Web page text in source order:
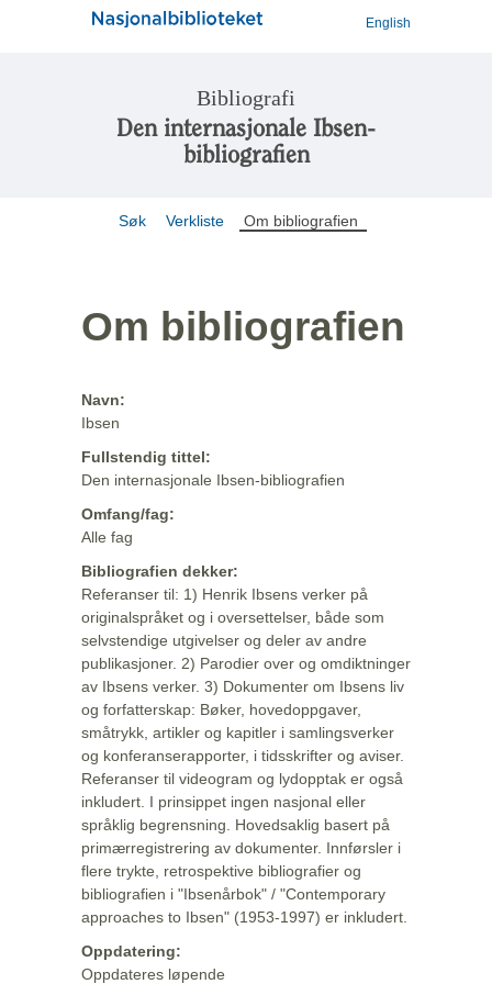
English
Bibliografi
Den internasjonale Ibsen-
bibliografien
Søk Verkliste Om bibliografien
Om bibliografien
Navn:
Ibsen
Fullstendig tittel:
Den internasjonale Ibsen-bibliografien
Omfang/fag:
Alle fag
Bibliografien dekker:
Referanser til: 1) Henrik Ibsens verker på
originalspråket og i oversettelser, både som
selvstendige utgivelser og deler av andre
publikasjoner. 2) Parodier over og omdiktninger
av Ibsens verker. 3) Dokumenter om Ibsens liv
og forfatterskap: Bøker, hovedoppgaver,
småtrykk, artikler og kapitler i samlingsverker
og konferanserapporter, i tidsskrifter og aviser.
Referanser til videogram og lydopptak er også
inkludert. I prinsippet ingen nasjonal eller
språklig begrensning. Hovedsaklig basert på
primærregistrering av dokumenter. Innførsler i
flere trykte, retrospektive bibliografier og
bibliografien i "Ibsenårbok" / "Contemporary
approaches to Ibsen" (1953-1997) er inkludert.
Oppdatering:
Oppdateres løpende